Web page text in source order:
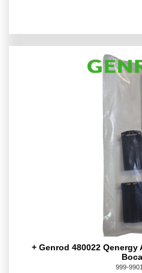
+ Genrod 480022 Qenergy
999-